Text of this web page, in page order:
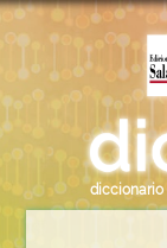
diccionario